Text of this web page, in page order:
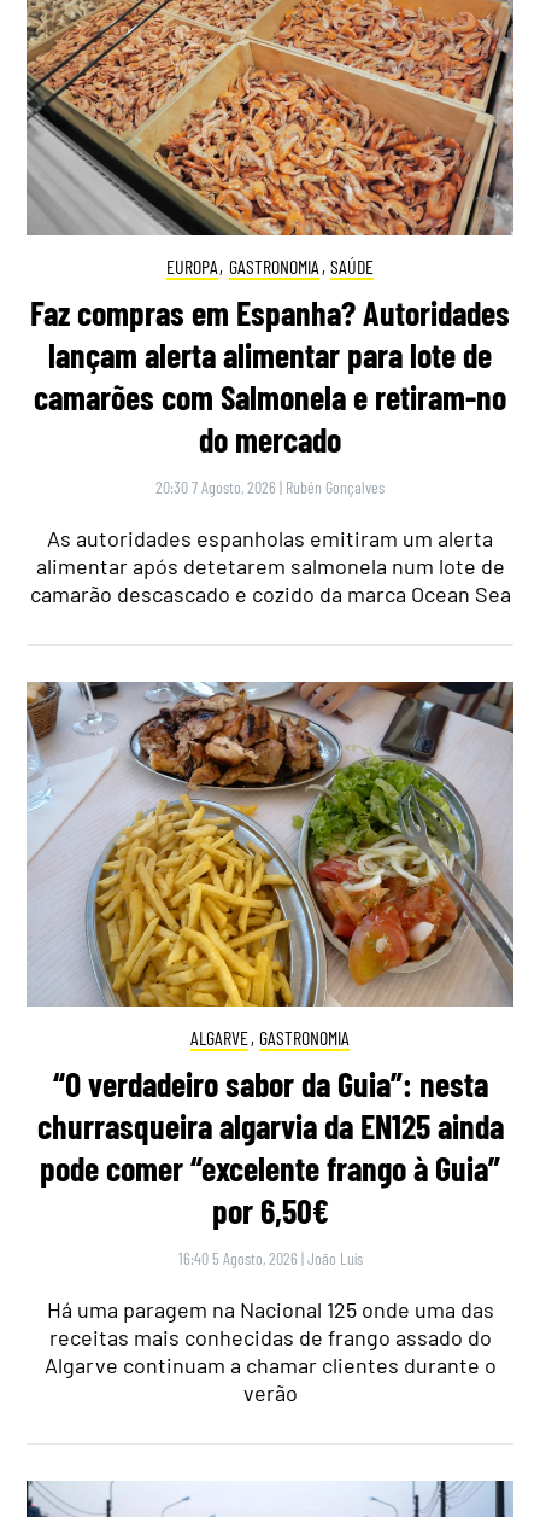
EUROPA, GASTRONOMIA , SAÚDE
Faz compras em Espanha? Autoridades
lançam alerta alimentar para lote de
camarões com Salmonela e retiram-no
do mercado
20:30 7 Agosto, 2026 | Rubén Gonçalves
As autoridades espanholas emitiram um alerta
alimentar após detetarem salmonela num lote de
camarão descascado e cozido da marca Ocean Sea
ALGARVE, GASTRONOMIA
“O verdadeiro sabor da Guia”: nesta
churrasqueira algarvia da EN125 ainda
pode comer “excelente frango à Guia”
por 6,50€
16:40 5 Agosto, 2026 |João Luís
Há uma paragem na Nacional 125 onde uma das
receitas mais conhecidas de frango assado do
Algarve continuam a chamar clientes durante o
verão